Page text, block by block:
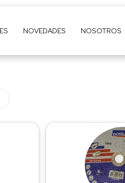
NOVEDADES NOSOTROS